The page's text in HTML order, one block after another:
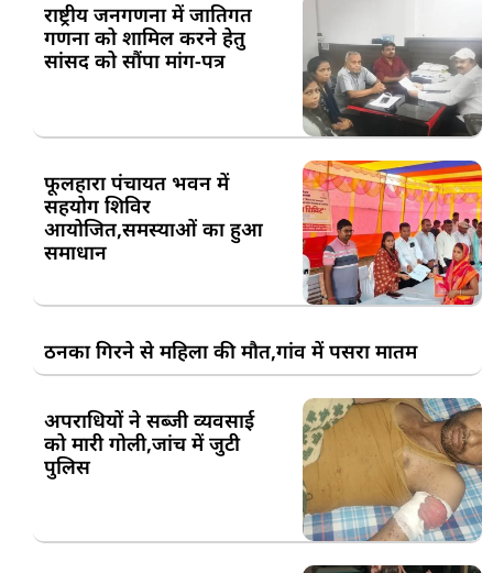
राष्ट्रीय जनगणना में जातिगत
गणना को शामिल करने हेतु
सांसद को सौंपा मांग-पत्र
फूलहारा पंचायत भवन में
सहयोग शिविर
आयोजित,समस्याओं का हुआ
समाधान
ठनका गिरने से महिला की मौत,गांव में पसरा मातम
अपराधियों ने सब्जी व्यवसाई
को मारी गोली,जांच में जुटी
पुलिस